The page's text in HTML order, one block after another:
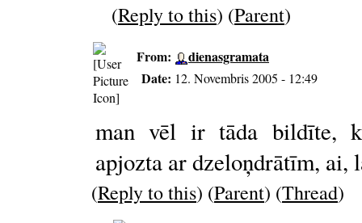
(Reply to this) (Parent)
From:
dienasgramata
Date: 12. Novembris 2005 - 12:49
man vēl ir tāda bildīte,
apjozta ar dzeloņdrātīm, ai,
(Reply to this) (Parent) (Thread)